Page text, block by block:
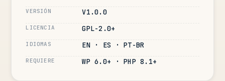
VERSIÓN V1.0.0
LICENCIA GPL-2.0+
IDIOMAS EN · ES · PT-BR
REQUIERE WP 6.0+ · PHP 8.1+